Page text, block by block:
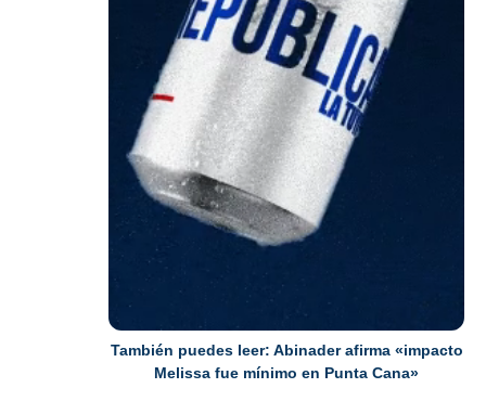
También puedes leer: Abinader afirma «impacto
Melissa fue mínimo en Punta Cana»